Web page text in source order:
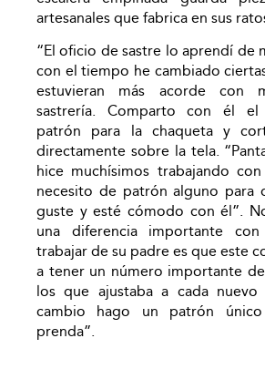
artesanales que fabrica en sus
“El oficio de sastre lo aprendí de
con el tiempo he cambiado
estuvieran más acorde con
sastrería. Comparto con él el
patrón para la chaqueta y
directamente sobre la tela.
hice muchísimos trabajando
necesito de patrón alguno para
guste y esté cómodo con él”.
una diferencia importante
trabajar de su padre es que este
a tener un número importante
los que ajustaba a cada nuevo
cambio hago un patrón
prenda”.